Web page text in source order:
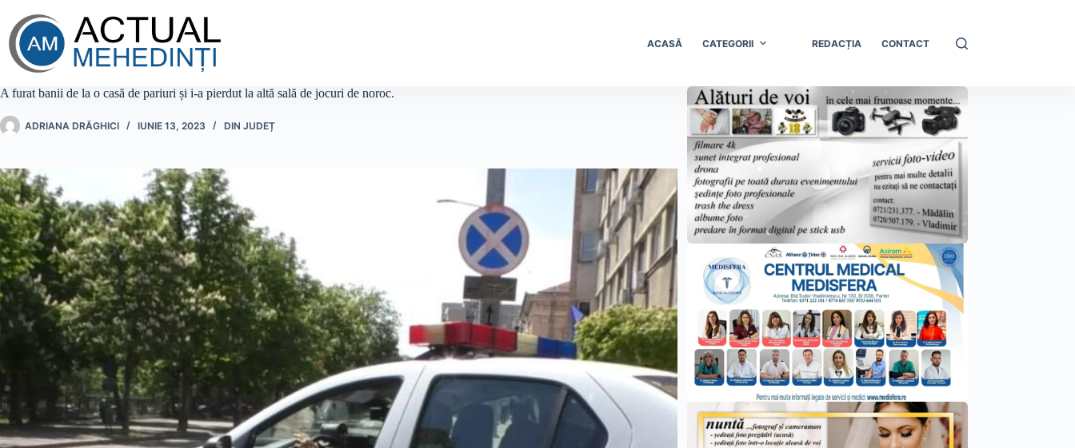
conținut
ACASĂ CATEGORII REDACȚIA CONTACT
A furat banii de la o casă de pariuri și i-a pierdut la altă sală de jocuri de noroc.
ADRIANA DRĂGHICI IUNIE 13, 2023 DIN JUDEȚ